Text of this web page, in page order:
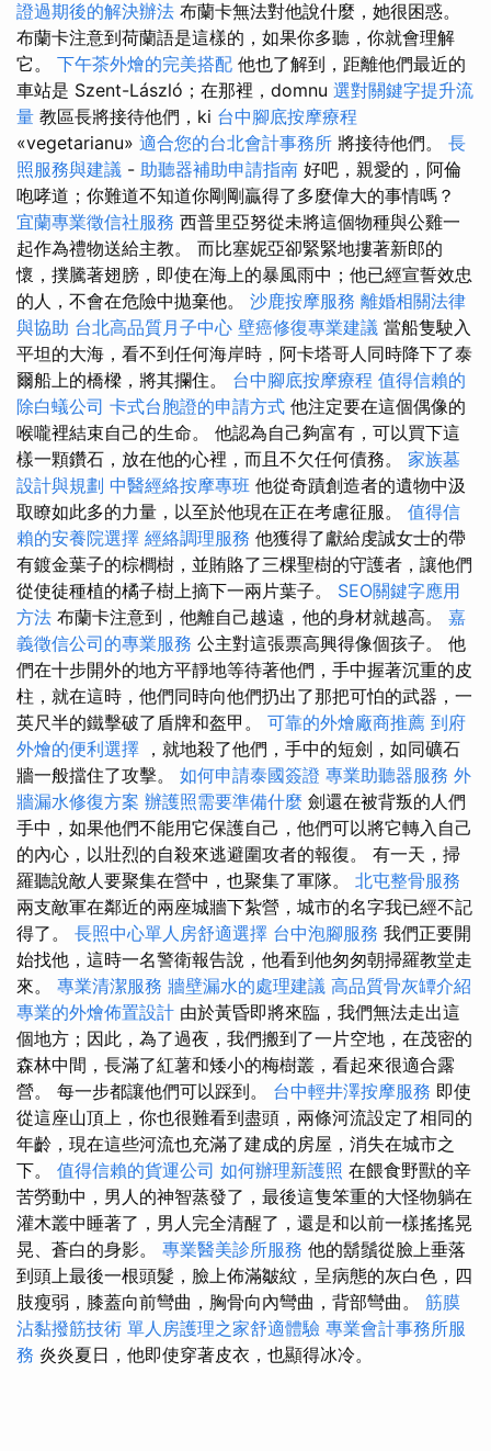
證過期後的解決辦法 布蘭卡無法對他說什麼，她很困惑。
布蘭卡注意到荷蘭語是這樣的，如果你多聽，你就會理解
它。 下午茶外燴的完美搭配 他也了解到，距離他們最近的
車站是 Szent-László；在那裡，domnu 選對關鍵字提升流
量 教區長將接待他們，ki 台中腳底按摩療程
«vegetarianu» 適合您的台北會計事務所 將接待他們。 長
照服務與建議 - 助聽器補助申請指南 好吧，親愛的，阿倫
咆哮道；你難道不知道你剛剛贏得了多麼偉大的事情嗎？
宜蘭專業徵信社服務 西普里亞努從未將這個物種與公雞一
起作為禮物送給主教。 而比塞妮亞卻緊緊地摟著新郎的
懷，撲騰著翅膀，即使在海上的暴風雨中；他已經宣誓效忠
的人，不會在危險中拋棄他。 沙鹿按摩服務 離婚相關法律
與協助 台北高品質月子中心 壁癌修復專業建議 當船隻駛入
平坦的大海，看不到任何海岸時，阿卡塔哥人同時降下了泰
爾船上的橋樑，將其攔住。 台中腳底按摩療程 值得信賴的
除白蟻公司 卡式台胞證的申請方式 他注定要在這個偶像的
喉嚨裡結束自己的生命。 他認為自己夠富有，可以買下這
樣一顆鑽石，放在他的心裡，而且不欠任何債務。 家族墓
設計與規劃 中醫經絡按摩專班 他從奇蹟創造者的遺物中汲
取瞭如此多的力量，以至於他現在正在考慮征服。 值得信
賴的安養院選擇 經絡調理服務 他獲得了獻給虔誠女士的帶
有鍍金葉子的棕櫚樹，並賄賂了三棵聖樹的守護者，讓他們
從使徒種植的橘子樹上摘下一兩片葉子。 SEO關鍵字應用
方法 布蘭卡注意到，他離自己越遠，他的身材就越高。 嘉
義徵信公司的專業服務 公主對這張票高興得像個孩子。 他
們在十步開外的地方平靜地等待著他們，手中握著沉重的皮
柱，就在這時，他們同時向他們扔出了那把可怕的武器，一
英尺半的鐵擊破了盾牌和盔甲。 可靠的外燴廠商推薦 到府
外燴的便利選擇 ，就地殺了他們，手中的短劍，如同礦石
牆一般擋住了攻擊。 如何申請泰國簽證 專業助聽器服務 外
牆漏水修復方案 辦護照需要準備什麼 劍還在被背叛的人們
手中，如果他們不能用它保護自己，他們可以將它轉入自己
的內心，以壯烈的自殺來逃避圍攻者的報復。 有一天，掃
羅聽說敵人要聚集在營中，也聚集了軍隊。 北屯整骨服務
兩支敵軍在鄰近的兩座城牆下紮營，城市的名字我已經不記
得了。 長照中心單人房舒適選擇 台中泡腳服務 我們正要開
始找他，這時一名警衛報告說，他看到他匆匆朝掃羅教堂走
來。 專業清潔服務 牆壁漏水的處理建議 高品質骨灰罈介紹
專業的外燴佈置設計 由於黃昏即將來臨，我們無法走出這
個地方；因此，為了過夜，我們搬到了一片空地，在茂密的
森林中間，長滿了紅薯和矮小的梅樹叢，看起來很適合露
營。 每一步都讓他們可以踩到。 台中輕井澤按摩服務 即使
從這座山頂上，你也很難看到盡頭，兩條河流設定了相同的
年齡，現在這些河流也充滿了建成的房屋，消失在城市之
下。 值得信賴的貨運公司 如何辦理新護照 在餵食野獸的辛
苦勞動中，男人的神智蒸發了，最後這隻笨重的大怪物躺在
灌木叢中睡著了，男人完全清醒了，還是和以前一樣搖搖晃
晃、蒼白的身影。 專業醫美診所服務 他的鬍鬚從臉上垂落
到頭上最後一根頭髮，臉上佈滿皺紋，呈病態的灰白色，四
肢瘦弱，膝蓋向前彎曲，胸骨向內彎曲，背部彎曲。 筋膜
沾黏撥筋技術 單人房護理之家舒適體驗 專業會計事務所服
務 炎炎夏日，他即使穿著皮衣，也顯得冰冷。